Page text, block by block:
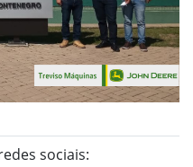
sociais: